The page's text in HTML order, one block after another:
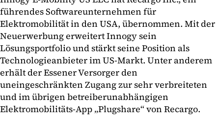
führendes Softwareunternehmen für
Elektromobilität in den USA, übernommen. Mit der
Neuerwerbung erweitert Innogy sein
Lösungsportfolio und stärkt seine Position als
Technologieanbieter im US-Markt. Unter anderem
erhält der Essener Versorger den
uneingeschränkten Zugang zur sehr verbreiteten
und im übrigen betreiberunabhängigen
Elektromobilitäts-App „Plugshare“ von Recargo.